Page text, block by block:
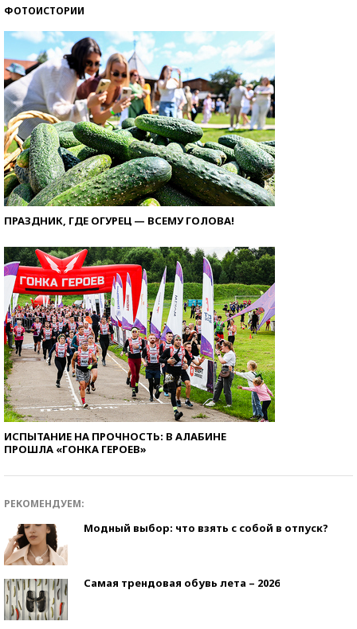
ФОТОИСТОРИИ
ПРАЗДНИК, ГДЕ ОГУРЕЦ — ВСЕМУ ГОЛОВА!
ИСПЫТАНИЕ НА ПРОЧНОСТЬ: В АЛАБИНЕ
ПРОШЛА «ГОНКА ГЕРОЕВ»
РЕКОМЕНДУЕМ:
Модный выбор: что взять с собой в отпуск?
Самая трендовая обувь лета – 2026